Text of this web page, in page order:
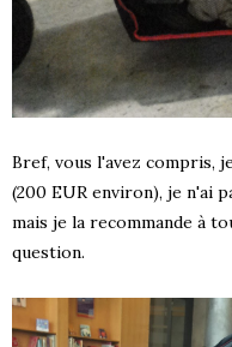
Bref, vous l'avez compris,
(200 EUR environ), je n'ai
mais je la recommande à
question.